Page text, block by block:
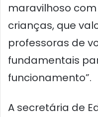
maravilhoso
crianças, que
professoras de
fundamentais
funcionamento”.
A secretária de